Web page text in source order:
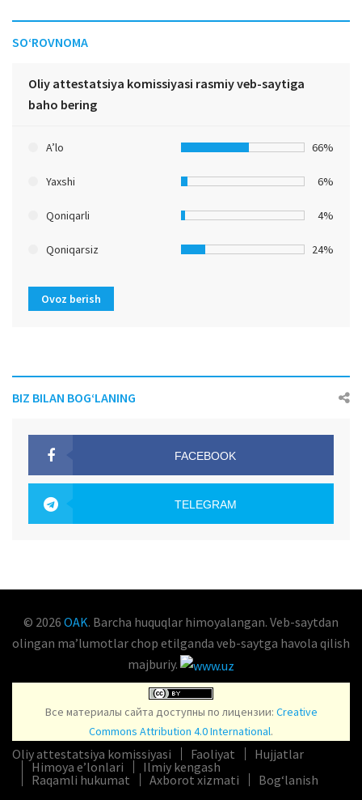
SO‘ROVNOMA
Oliy attestatsiya komissiyasi rasmiy veb-saytiga
baho bering
A’lo 66%
Yaxshi 6%
Qoniqarli 4%
Qoniqarsiz 24%
Ovoz berish
BIZ BILAN BOG‘LANING
FACEBOOK
TELEGRAM
© 2026 OAK. Barcha huquqlar himoyalangan. Veb-saytdan
olingan maʼlumotlar chop etilganda veb-saytga havola qilish
majburiy.
Все материалы сайта доступны по лицензии: Creative
Commons Attribution 4.0 International.
Oliy attestatsiya komissiyasi Faoliyat
Hujjatlar
Himoya e’lonlari
Ilmiy kengash
Raqamli hukumat
Axborot xizmati Bog‘lanish